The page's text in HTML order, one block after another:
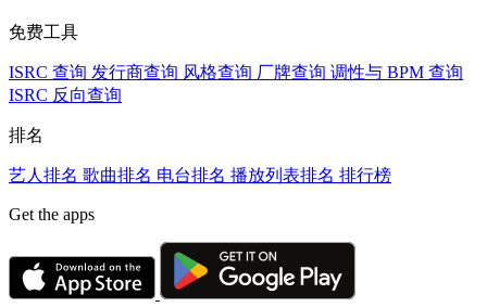
免费工具
ISRC 查询 发行商查询 风格查询 厂牌查询 调性与 BPM 查询
ISRC 反向查询
排名
艺人排名 歌曲排名 电台排名 播放列表排名 排行榜
Get the apps